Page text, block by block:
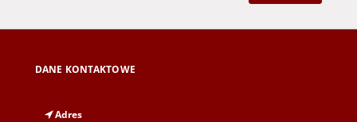
DANE KONTAKTOWE
Adres